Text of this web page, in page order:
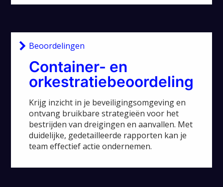
Beoordelingen
Container- en
orkestratiebeoordeling
Krijg inzicht in je beveiligingsomgeving en
ontvang bruikbare strategieën voor het
bestrijden van dreigingen en aanvallen. Met
duidelijke, gedetailleerde rapporten kan je
team effectief actie ondernemen.